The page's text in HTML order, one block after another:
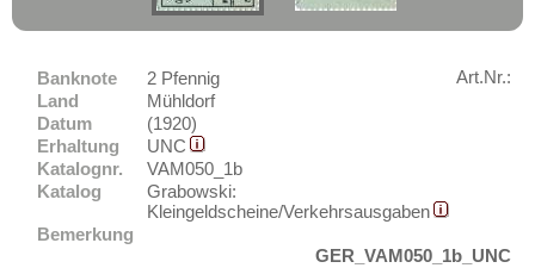
Münstermaifeld
Mylau
Orte mit N...
Orte mit O...
Orte mit P...
Orte mit Q...
Sets
Banknotenbriefe
Kataloge
Aufbewahrung
Gutscheine
Banknote
2 Pfennig
Land
Mühldorf
Datum
(1920)
Erhaltung
UNC
Katalognr.
VAM050_1b
Katalog
Grabowski:
Kleingeldscheine/Verkehrsausgaben
Bemerkung
Art.Nr.:
GER_VAM050_1b_UNC